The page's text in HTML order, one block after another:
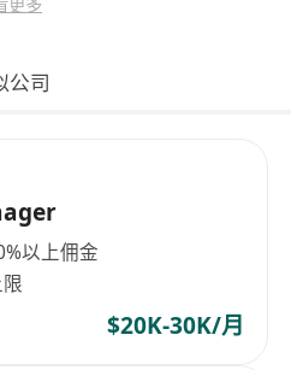
公司
以上佣金
$20K-30K/月